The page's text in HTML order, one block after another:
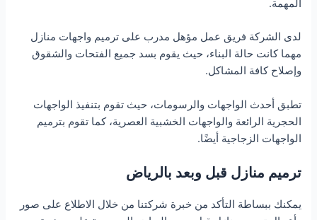
المهمة.
لدى الشركة فريق عمل مؤهل مدرب على ترميم واجهات منازل
مهما كانت حالة البناء، حيث يقوم بسد جميع الفتحات والشقوق
وإصلاح كافة المشاكل.
تطبق أحدث الواجهات والرسومات، حيث تقوم بتنفيذ الواجهات
الحجرية الرائعة والواجهات الخشبية العصرية، كما تقوم بترميم
الواجهات الزجاجية أيضًا.
ترميم منازل قبل وبعد بالرياض
يمكنك ببساطة التأكد من خبرة شركتنا من خلال الاطلاع على صور